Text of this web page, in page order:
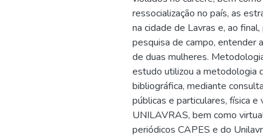
ressocialização no país, as
na cidade de Lavras e, ao final,
pesquisa de campo, entender
de duas mulheres. Metodologia:
estudo utilizou a metodologia
bibliográfica, mediante consulta
públicas e particulares, física e
UNILAVRAS, bem como virtual
periódicos CAPES e do